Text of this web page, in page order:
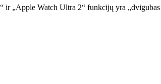
ir „Apple Watch Ultra 2“ funkcijų yra